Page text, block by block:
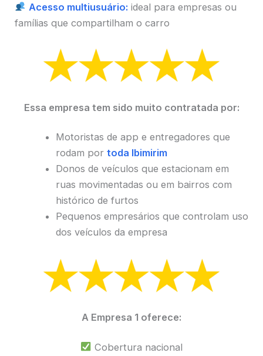
Acesso multiusuário: ideal para empresas ou
famílias que compartilham o carro
Essa empresa tem sido muito contratada por:
Motoristas de app e entregadores que
rodam por toda Ibimirim
Donos de veículos que estacionam em
ruas movimentadas ou em bairros com
histórico de furtos
Pequenos empresários que controlam uso
dos veículos da empresa
A Empresa 1 oferece:
Cobertura nacional